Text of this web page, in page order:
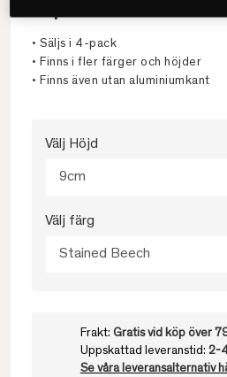
• Säljs i 4-pack
• Finns i fler färger och höjder
• Finns även utan aluminiumkant
Välj Höjd
9cm
Välj färg
Stained Beech
Frakt: Gratis vid köp över
Uppskattad leveranstid: 2-
Se våra leveransalternativ